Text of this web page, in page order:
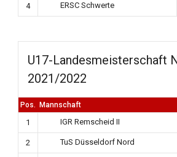
4 ERSC Schwerte
U17-Landesmeisterschaft
2021/2022
Pos. Mannschaft
1 IGR Remscheid II
2 TuS Düsseldorf Nord